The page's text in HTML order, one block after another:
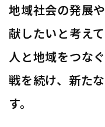
地域社会の発展
献したいと考えて
人と地域をつな
戦を続け、新た
す。